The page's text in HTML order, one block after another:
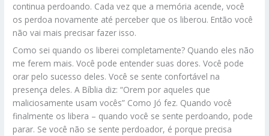
continua perdoando. Cada vez que a memória acende, você
os perdoa novamente até perceber que os liberou. Então você
não vai mais precisar fazer isso.
Como sei quando os liberei completamente? Quando eles não
me ferem mais. Você pode entender suas dores. Você pode
orar pelo sucesso deles. Você se sente confortável na
presença deles. A Bíblia diz: “Orem por aqueles que
maliciosamente usam vocês” Como Jó fez. Quando você
finalmente os libera – quando você se sente perdoando, pode
parar. Se você não se sente perdoador, é porque precisa